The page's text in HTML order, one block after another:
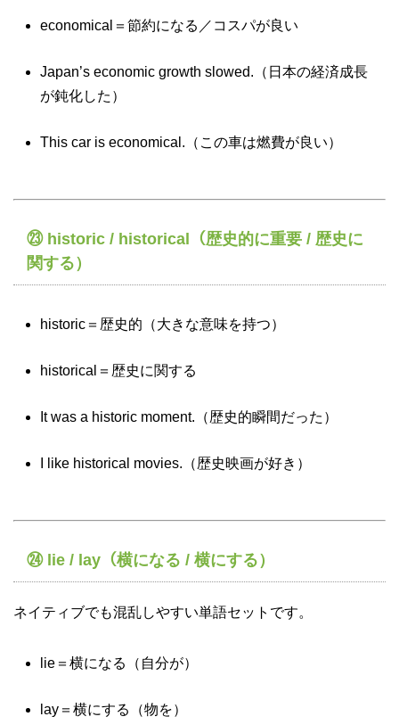
economical＝節約になる／コスパが良い
Japan’s economic growth slowed.（日本の経済成長
が鈍化した）
This car is economical.（この車は燃費が良い）
㉓ historic / historical（歴史的に重要 / 歴史に
関する）
historic＝歴史的（大きな意味を持つ）
historical＝歴史に関する
It was a historic moment.（歴史的瞬間だった）
I like historical movies.（歴史映画が好き）
㉔ lie / lay（横になる / 横にする）
ネイティブでも混乱しやすい単語セットです。
lie＝横になる（自分が）
lay＝横にする（物を）